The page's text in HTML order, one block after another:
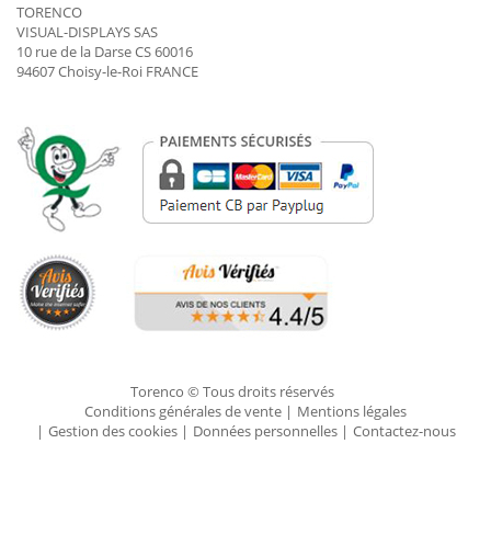
TORENCO
VISUAL-DISPLAYS SAS
10 rue de la Darse CS 60016
94607 Choisy-le-Roi FRANCE
Torenco © Tous droits réservés
Conditions générales de vente
Mentions légales
Gestion des cookies
Données personnelles Contactez-nous